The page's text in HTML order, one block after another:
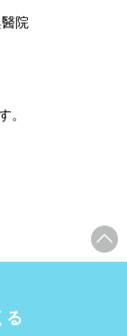
院
。
る